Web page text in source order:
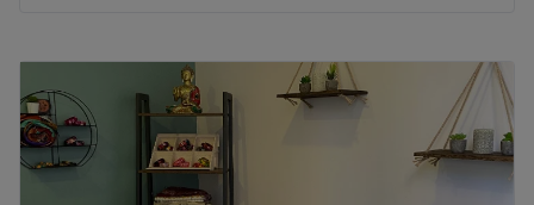
Mercredi
10:00
19:00
Jeudi
19:00
Vendredi
–19:00